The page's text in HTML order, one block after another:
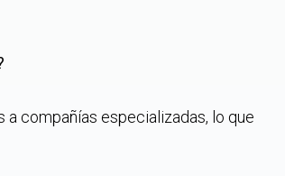
compañías especializadas, lo que